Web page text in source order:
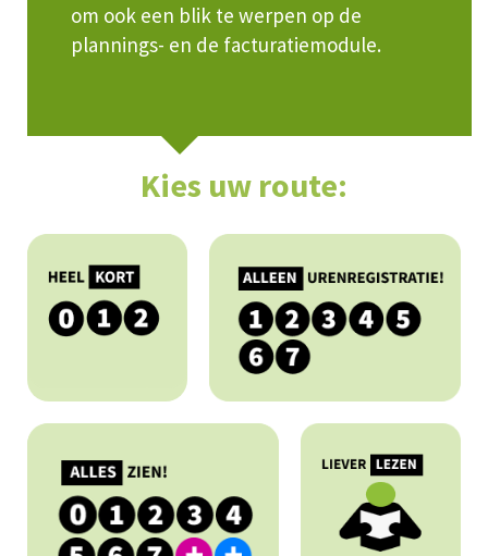
om ook een blik te werpen op de
plannings- en de facturatiemodule.
Kies uw route: